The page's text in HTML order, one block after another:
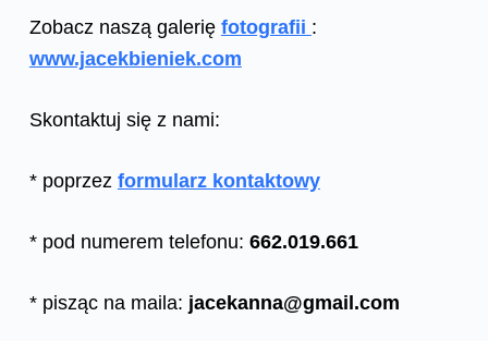
Zobacz naszą galerię fotografii :
www.jacekbieniek.com
Skontaktuj się z nami:
* poprzez formularz kontaktowy
* pod numerem telefonu: 662.019.661
* pisząc na maila: jacekanna@gmail.com